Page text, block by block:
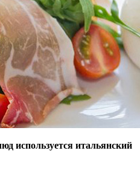
используется итальянский